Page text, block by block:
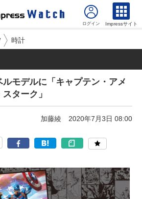
Impressサイト
時計
モデルに「キャプテン・アメ
ターク」
加藤綾 2020年7月3日 08:00